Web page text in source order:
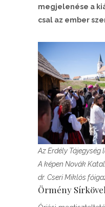
megjelenése a
csal az ember
Az Erdély Tájegység
A képen Novák
dr. Cseri Miklós
Örmény